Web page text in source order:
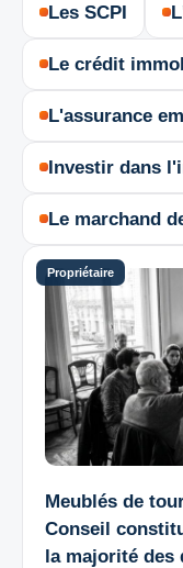
Les SCPI
Le crédit
L'assurance
Investir dans
Le marchand
Meublés de
Conseil
la majorité des